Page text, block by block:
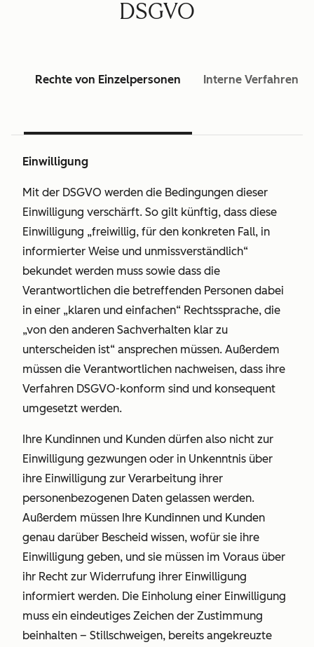
DSGVO
Rechte von Einzelpersonen Interne Verfahren
Einwilligung
Mit der DSGVO werden die Bedingungen dieser
Einwilligung verschärft. So gilt künftig, dass diese
Einwilligung „freiwillig, für den konkreten Fall, in
informierter Weise und unmissverständlich“
bekundet werden muss sowie dass die
Verantwortlichen die betreffenden Personen dabei
in einer „klaren und einfachen“ Rechtssprache, die
„von den anderen Sachverhalten klar zu
unterscheiden ist“ ansprechen müssen. Außerdem
müssen die Verantwortlichen nachweisen, dass ihre
Verfahren DSGVO-konform sind und konsequent
umgesetzt werden.
Ihre Kundinnen und Kunden dürfen also nicht zur
Einwilligung gezwungen oder in Unkenntnis über
ihre Einwilligung zur Verarbeitung ihrer
personenbezogenen Daten gelassen werden.
Außerdem müssen Ihre Kundinnen und Kunden
genau darüber Bescheid wissen, wofür sie ihre
Einwilligung geben, und sie müssen im Voraus über
ihr Recht zur Widerrufung ihrer Einwilligung
informiert werden. Die Einholung einer Einwilligung
muss ein eindeutiges Zeichen der Zustimmung
beinhalten – Stillschweigen, bereits angekreuzte